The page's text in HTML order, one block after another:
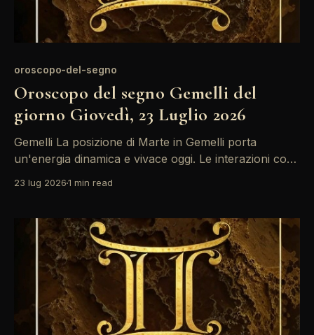
oroscopo-del-segno
Oroscopo del segno Gemelli del
giorno Giovedì, 23 Luglio 2026
Gemelli La posizione di Marte in Gemelli porta
un'energia dinamica e vivace oggi. Le interazioni con
attenzione a non essere troppo impulsivo nelle
meglio questa giornata. Un'energia frizzante avvolge
23 lug 20261 min read